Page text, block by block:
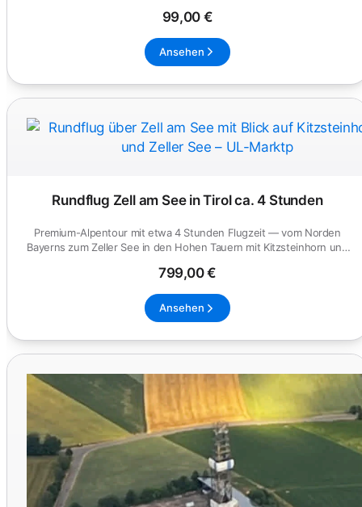
99,00 €
Ansehen
Rundflug Zell am See in Tirol ca. 4 Stunden
Premium-Alpentour mit etwa 4 Stunden Flugzeit — vom Norden
Bayerns zum Zeller See in den Hohen Tauern mit Kitzsteinhorn und
799,00 €
Ansehen